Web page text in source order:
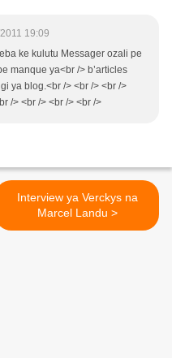
19:09
ke kulutu Messager ozali pe
manque ya<br /> b’articles
ya blog.<br /> <br /> <br />
/> <br /> <br /> <br />
Interview ya Verckys na
Marcel Landu >